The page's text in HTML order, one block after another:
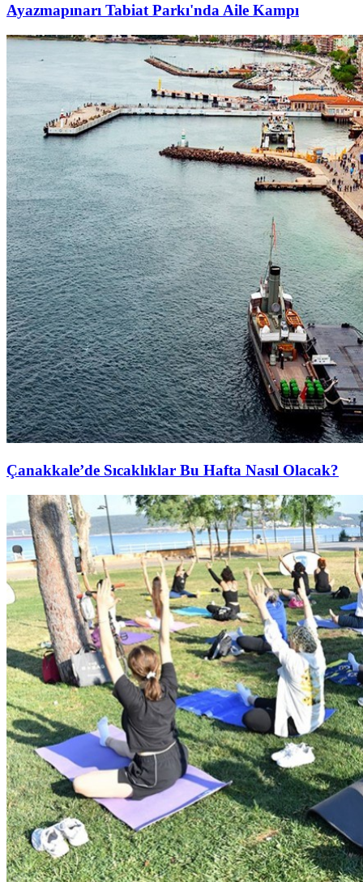
Ayazmapınarı Tabiat Parkı'nda Aile Kampı
Çanakkale’de Sıcaklıklar Bu Hafta Nasıl Olacak?